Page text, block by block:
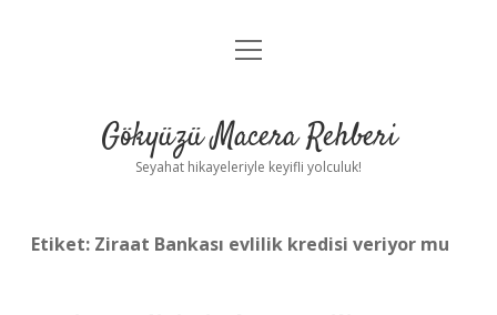
Anasayfa
Yasal Uyarı
menüyü
Gökyüzü Macera Rehberi
Seyahat hikayeleriyle keyifli yolculuk!
Etiket: Ziraat Bankası evlilik kredisi veriyor mu